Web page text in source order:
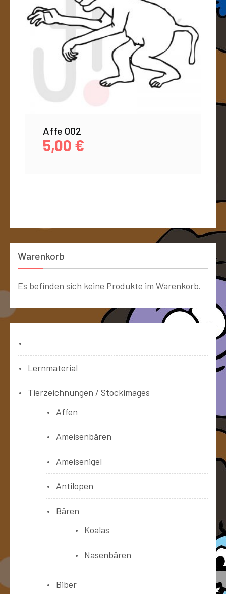
Affe 002
5,00 €
Warenkorb
Es befinden sich keine Produkte im Warenkorb.
Lernmaterial
Tierzeichnungen / Stockimages
Affen
Ameisenbären
Ameisenigel
Antilopen
Bären
Koalas
Nasenbären
Biber